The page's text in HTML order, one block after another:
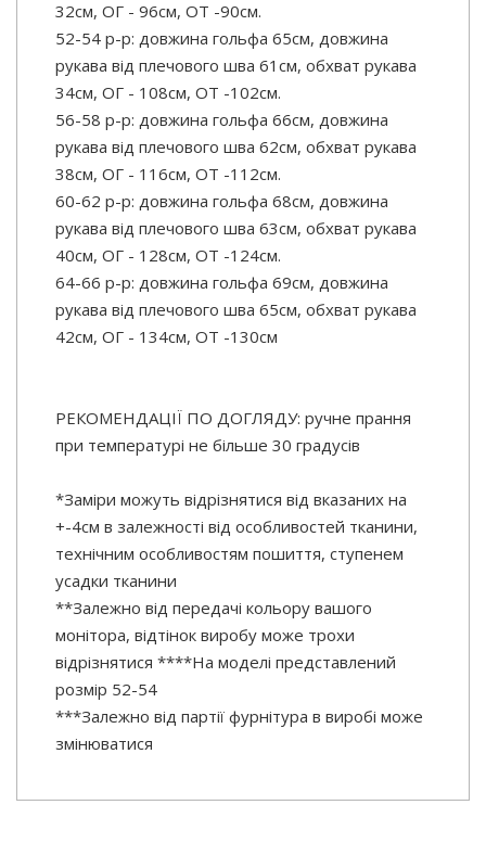
32см, ОГ - 96см, ОТ -90см.
52-54 р-р: довжина гольфа 65см, довжина
рукава від плечового шва 61см, обхват рукава
34см, ОГ - 108см, ОТ -102см.
56-58 р-р: довжина гольфа 66см, довжина
рукава від плечового шва 62см, обхват рукава
38см, ОГ - 116см, ОТ -112см.
60-62 р-р: довжина гольфа 68см, довжина
рукава від плечового шва 63см, обхват рукава
40см, ОГ - 128см, ОТ -124см.
64-66 р-р: довжина гольфа 69см, довжина
рукава від плечового шва 65см, обхват рукава
42см, ОГ - 134см, ОТ -130см
РЕКОМЕНДАЦІЇ ПО ДОГЛЯДУ: ручне прання
при температурі не більше 30 градусів
*Заміри можуть відрізнятися від вказаних на
+-4см в залежності від особливостей тканини,
технічним особливостям пошиття, ступенем
усадки тканини
**Залежно від передачі кольору вашого
монітора, відтінок виробу може трохи
відрізнятися ****На моделі представлений
розмір 52-54
***Залежно від партії фурнітура в виробі може
змінюватися